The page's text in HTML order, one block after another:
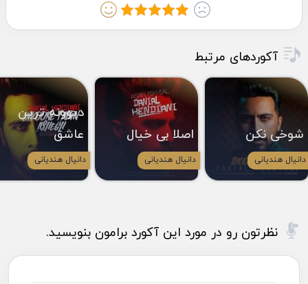
آکوردهای مرتبط
شوخی نکن
دانیال هندیانی
اصلا بی خیال
دانیال هندیانی
دیوونه ترین
عاشق
دانیال هندیانی
نظرتون رو در مورد این آکورد برامون بنویسید.